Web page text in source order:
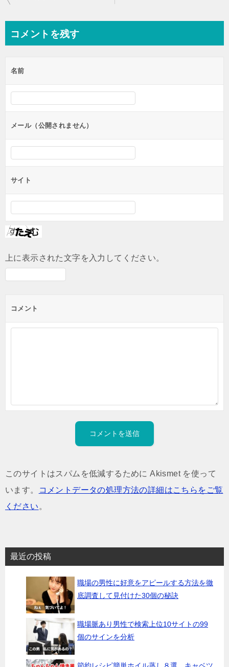
ビ
ー
シ
ン
コメントを残す
名前
メール（公開されません）
サイト
上に表示された文字を入力してください。
コメント
このサイトはスパムを低減するために Akismet を使って
います。
コメントデータの処理方法の詳細はこちらをご覧
ください 。
最近の投稿
職場の男性に好意をアピールする方法を徹
底調査して見付けた30個の秘訣
職場脈あり男性で検索上位10サイトの99
個のサインを分析